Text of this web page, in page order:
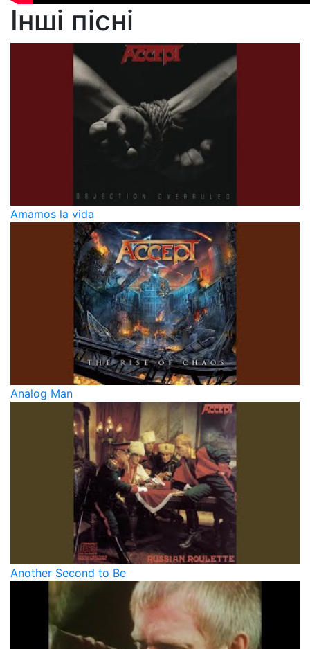
Інші пісні
Amamos la vida
Analog Man
Another Second to Be